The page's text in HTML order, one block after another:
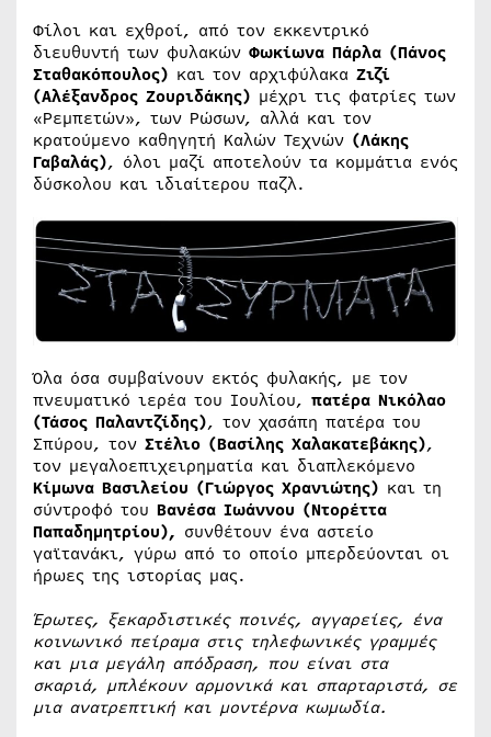
Φίλοι και εχθροί, από τον εκκεντρικό
διευθυντή των φυλακών Φωκίωνα Πάρλα (Πάνος
Σταθακόπουλος) και τον αρχιφύλακα Ζιζί
(Αλέξανδρος Ζουριδάκης) μέχρι τις φατρίες των
«Ρεμπετών», των Ρώσων, αλλά και τον
κρατούμενο καθηγητή Καλών Τεχνών (Λάκης
Γαβαλάς), όλοι μαζί αποτελούν τα κομμάτια ενός
δύσκολου και ιδιαίτερου παζλ.
Όλα όσα συμβαίνουν εκτός φυλακής, με τον
πνευματικό ιερέα του Ιουλίου, πατέρα Νικόλαο
(Τάσος Παλαντζίδης), τον χασάπη πατέρα του
Σπύρου, τον Στέλιο (Βασίλης Χαλακατεβάκης),
τον μεγαλοεπιχειρηματία και διαπλεκόμενο
Κίμωνα Βασιλείου (Γιώργος Χρανιώτης) και τη
σύντροφό του Βανέσα Ιωάννου (Ντορέττα
Παπαδημητρίου), συνθέτουν ένα αστείο
γαϊτανάκι, γύρω από το οποίο μπερδεύονται οι
ήρωες της ιστορίας μας.
Έρωτες, ξεκαρδιστικές ποινές, αγγαρείες, ένα
κοινωνικό πείραμα στις τηλεφωνικές γραμμές
και μια μεγάλη απόδραση, που είναι στα
σκαριά, μπλέκουν αρμονικά και σπαρταριστά, σε
μια ανατρεπτική και μοντέρνα κωμωδία.